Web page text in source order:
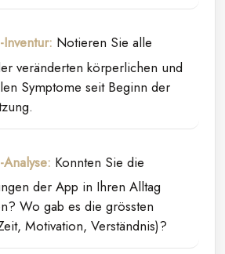
Notieren Sie alle
veränderten körperlichen und
Symptome seit Beginn der
Konnten Sie die
der App in Ihren Alltag
Wo gab es die grössten
Motivation, Verständnis)?